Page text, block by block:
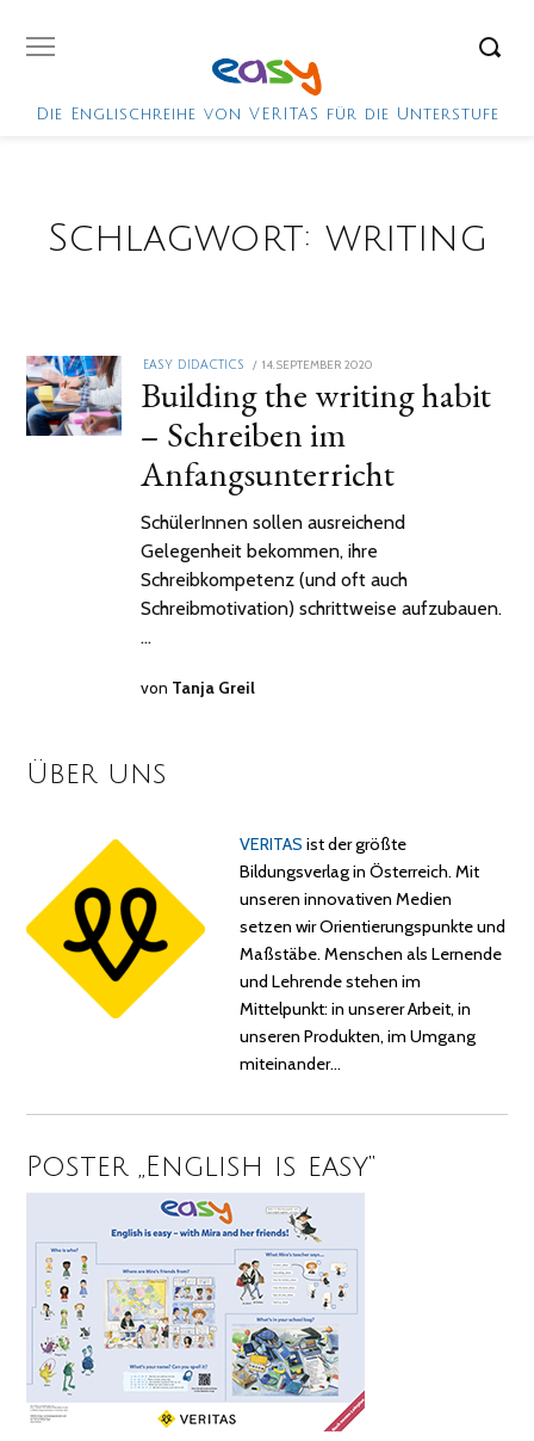
Die Englischreihe von VERITAS für die Unterstufe
Schlagwort: writing
EASY DIDACTICS
POSTED
ON
14. SEPTEMBER 2020
FEBRUAR
2021
Building the writing habit
– Schreiben im
Anfangsunterricht
SchülerInnen sollen ausreichend
Gelegenheit bekommen, ihre
Schreibkompetenz (und oft auch
Schreibmotivation) schrittweise aufzubauen.
…
von Tanja Greil
Über uns
VERITAS ist der größte
Bildungsverlag in Österreich. Mit
unseren innovativen Medien
setzen wir Orientierungspunkte und
Maßstäbe. Menschen als Lernende
und Lehrende stehen im
Mittelpunkt: in unserer Arbeit, in
unseren Produkten, im Umgang
miteinander…
Poster „English is easy“